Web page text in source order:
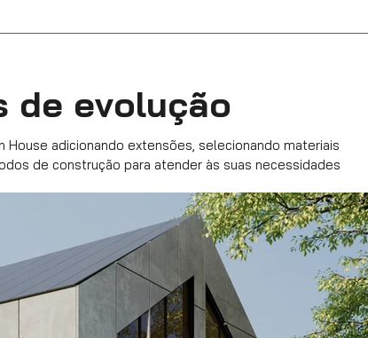
de evolução
adicionando extensões, selecionando materiais
de construção para atender às suas necessidades